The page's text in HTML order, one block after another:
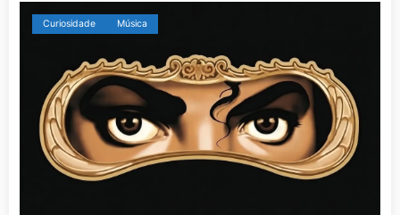
Curiosidade Música